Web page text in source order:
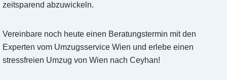
zeitsparend abzuwickeln.
Vereinbare noch heute einen Beratungstermin mit den
Experten vom Umzugsservice Wien und erlebe einen
stressfreien Umzug von Wien nach Ceyhan!